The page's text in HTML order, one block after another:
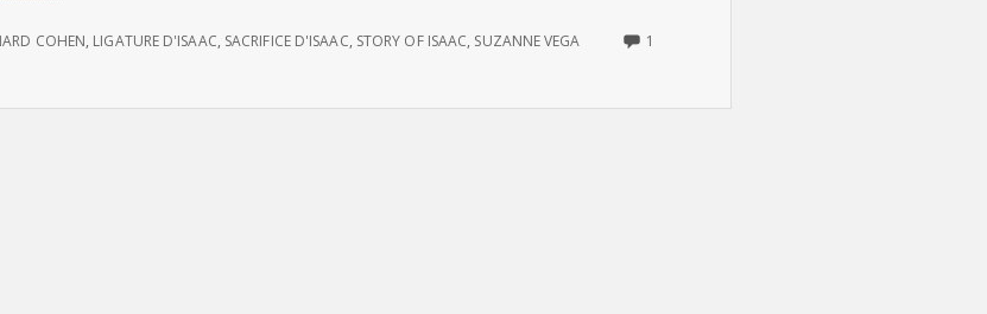
d’Abraham
COHEN, LIGATURE D'ISAAC, SACRIFICE D'ISAAC, STORY OF ISAAC, SUZANNE VEGA 1